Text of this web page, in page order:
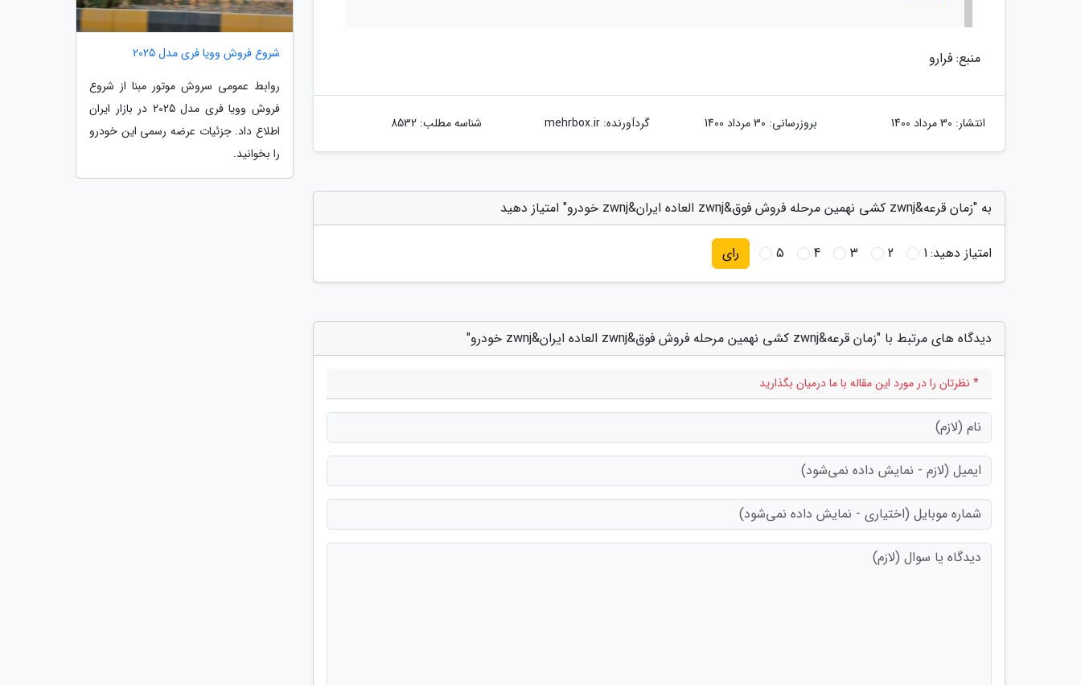
منبع: فرارو
انتشار: 30 مرداد 1400 بروزرسانی: 30 مرداد 1400 گردآورنده:mehrbox.ir شناسه مطلب: 8532
به "زمان قرعه&zwnj کشی نهمین مرحله فروش فوق&zwnj العاده ایران&zwnj خودرو" امتیاز دهید
امتیاز دهید:1
2
3
4
5 رای
دیدگاه های مرتبط با "زمان قرعه&zwnj کشی نهمین مرحله فروش فوق&zwnj العاده ایران&zwnj خودرو"
* نظرتان را در مورد این مقاله با ما درمیان بگذارید
شروع فروش وویا فری مدل 2025
روابط عمومی سروش موتور مبنا از شروع
فروش وویا فری مدل 2025 در بازار ایران
اطلاع داد. جزئیات عرضه رسمی این خودرو
را بخوانید.